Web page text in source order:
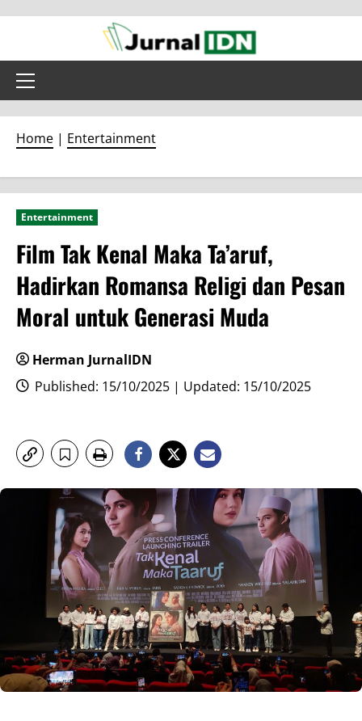
content
Primary
Home | Entertainment
Entertainment
Film Tak Kenal Maka Ta’aruf,
Hadirkan Romansa Religi dan Pesan
Moral untuk Generasi Muda
Herman JurnalIDN
Published: 15/10/2025 | Updated: 15/10/2025